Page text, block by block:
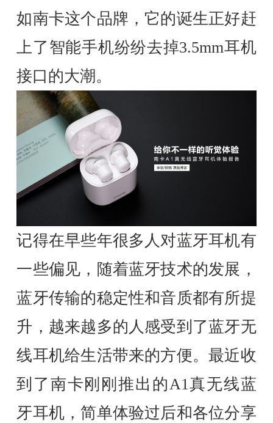
如南卡这个品牌，它的诞生正好赶
上了智能手机纷纷去掉3.5mm耳机
接口的大潮。
记得在早些年很多人对蓝牙耳机有
一些偏见，随着蓝牙技术的发展，
蓝牙传输的稳定性和音质都有所提
升，越来越多的人感受到了蓝牙无
线耳机给生活带来的方便。最近收
到了南卡刚刚推出的A1真无线蓝
牙耳机，简单体验过后和各位分享